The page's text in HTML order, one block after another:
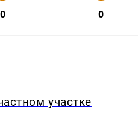
0 0
участке